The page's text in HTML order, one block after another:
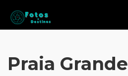
Praia Grande